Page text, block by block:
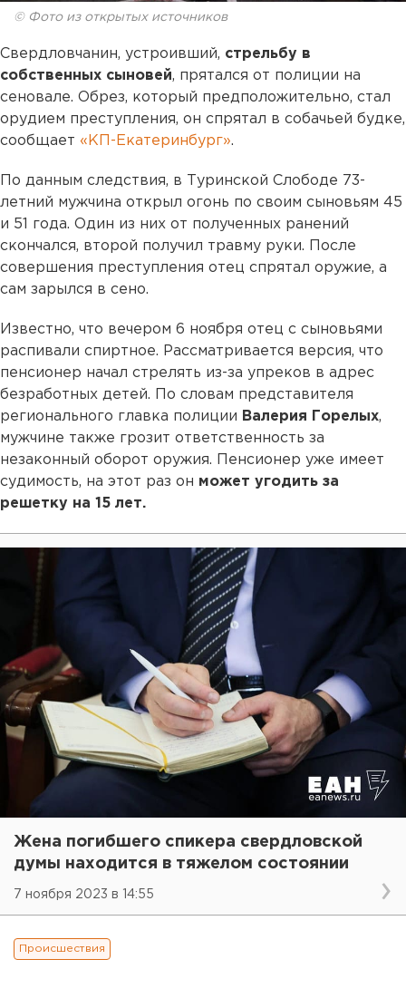
© Фото из открытых источников
Свердловчанин, устроивший, стрельбу в
собственных сыновей, прятался от полиции на
сеновале. Обрез, который предположительно, стал
орудием преступления, он спрятал в собачьей будке,
сообщает «КП-Екатеринбург».
По данным следствия, в Туринской Слободе 73-
летний мужчина открыл огонь по своим сыновьям 45
и 51 года. Один из них от полученных ранений
скончался, второй получил травму руки. После
совершения преступления отец спрятал оружие, а
сам зарылся в сено.
Известно, что вечером 6 ноября отец с сыновьями
распивали спиртное. Рассматривается версия, что
пенсионер начал стрелять из-за упреков в адрес
безработных детей. По словам представителя
регионального главка полиции Валерия Горелых,
мужчине также грозит ответственность за
незаконный оборот оружия. Пенсионер уже имеет
судимость, на этот раз он может угодить за
решетку на 15 лет.
Жена погибшего спикера свердловской
думы находится в тяжелом состоянии
7 ноября 2023 в 14:55
Происшествия